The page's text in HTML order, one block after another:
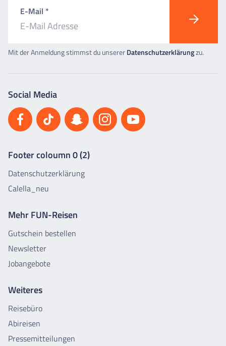
E-Mail *
Mit der Anmeldung stimmst du unsererDatenschutzerklärungzu.
Social Media
Footer coloumn 0 (2)
Datenschutzerklärung
Calella_neu
Mehr FUN-Reisen
Gutschein bestellen
Newsletter
Jobangebote
Weiteres
Reisebüro
Abireisen
Pressemitteilungen